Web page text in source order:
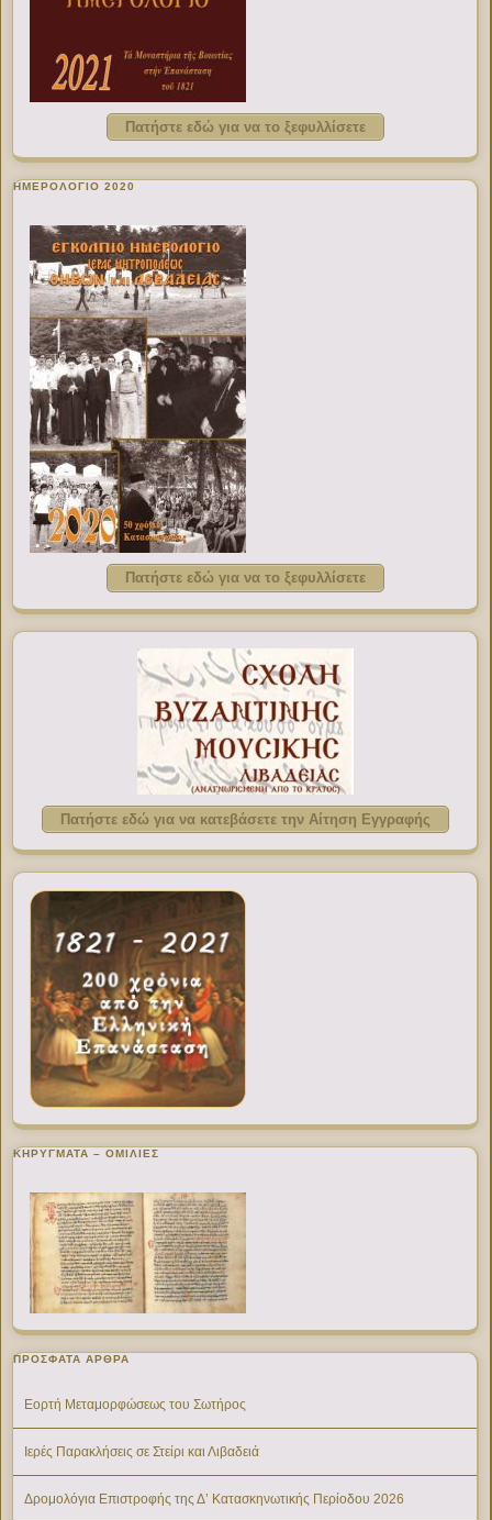
Πατήστε εδώ για να το ξεφυλλίσετε
ΗΜΕΡΟΛΟΓΙΟ 2020
Πατήστε εδώ για να το ξεφυλλίσετε
Πατήστε εδώ για να κατεβάσετε την Αίτηση Εγγραφής
ΚΗΡΥΓΜΑΤΑ – ΟΜΙΛΙΕΣ
ΠΡΌΣΦΑΤΑ ΆΡΘΡΑ
Εορτή Μεταμορφώσεως του Σωτήρος
Ιερές Παρακλήσεις σε Στείρι και Λιβαδειά
Δρομολόγια Επιστροφής της Δ’ Κατασκηνωτικής Περίοδου 2026